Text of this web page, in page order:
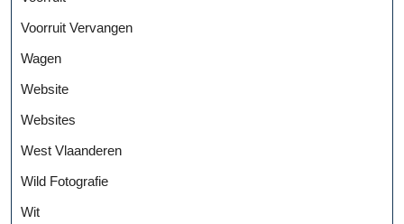
Voorruit Vervangen
Wagen
Website
Websites
West Vlaanderen
Wild Fotografie
Wit